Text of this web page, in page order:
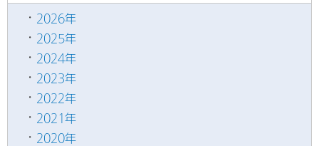
2026年
2025年
2024年
2023年
2022年
2021年
2020年